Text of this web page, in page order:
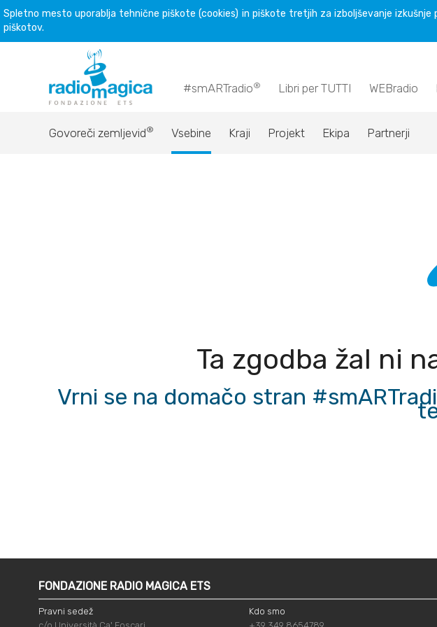
Spletno mesto uporablja tehnične piškote (cookies) in piškote tretjih za izboljševanje
piškotov.
#smARTradio® Libri per TUTTI WEBradio
Govoreči zemljevid® Vsebine Kraji Projekt Ekipa Partnerji
Ta zgodba žal ni
Vrni se na domačo stran
FONDAZIONE RADIO MAGICA ETS
Pravni sedež
Kdo smo